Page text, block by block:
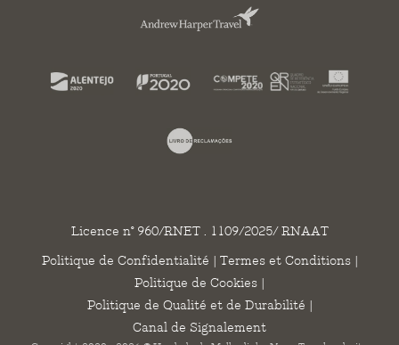
Licence n° 960/RNET . 1109/2025/ RNAAT
Politique de Confidentialité | Termes et Conditions|
Politique de Cookies |
Politique de Qualité et de Durabilité |
Canal de Signalement